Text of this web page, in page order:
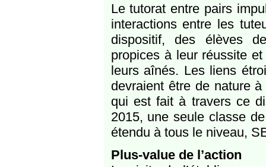
Le tutorat entre pairs
interactions entre les
dispositif, des élèves
propices à leur réussite
leurs aînés. Les liens
devraient être de nature
qui est fait à travers ce
2015, une seule classe
étendu à tous le niveau,
Plus-value de l’action